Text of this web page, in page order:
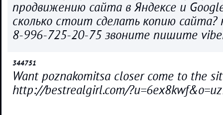
продвижению сайта в Яндексе и
сколько стоит сделать копию
8-996-725-20-75 звоните пишите
344751
Want poznakomitsa closer come to the
http://bestrealgirl.com/